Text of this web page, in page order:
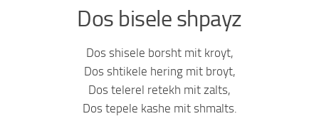
Dos bisele shpayz
Dos shisele borsht mit kroyt,
Dos shtikele hering mit broyt,
Dos telerel retekh mit zalts,
Dos tepele kashe mit shmalts.